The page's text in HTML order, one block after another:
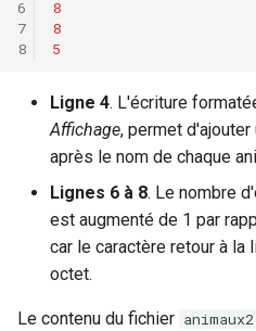
8
8
5
Ligne 4. L'écriture
Affichage, permet d'ajouter
après le nom de chaque
Lignes 6 à 8. Le nombre
est augmenté de 1 par
car le caractère retour à la
octet.
Le contenu du fichier